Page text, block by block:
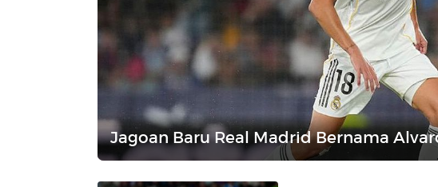
Jagoan Baru Real Madrid Bernama